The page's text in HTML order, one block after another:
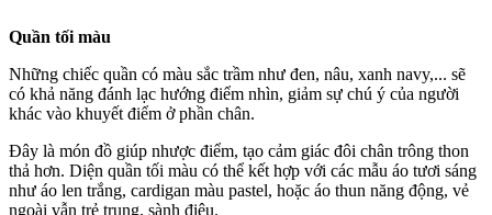
Quần tối màu
Những chiếc quần có màu sắc trầm như đen, nâu, xanh navy,... sẽ
có khả năng đánh lạc hướng điểm nhìn, giảm sự chú ý của người
khác vào khuyết điểm ở phần chân.
Đây là món đồ giúp nhược điểm, tạo cảm giác đôi chân trông thon
thả hơn. Diện quần tối màu có thể kết hợp với các mẫu áo tươi sáng
như áo len trắng, cardigan màu pastel, hoặc áo thun năng động, vẻ
ngoài vẫn trẻ trung, sành điệu.